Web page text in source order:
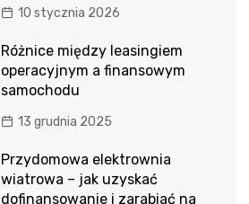
10 stycznia 2026
Różnice między leasingiem
operacyjnym a finansowym
samochodu
13 grudnia 2025
Przydomowa elektrownia
wiatrowa – jak uzyskać
dofinansowanie i zarabiać na